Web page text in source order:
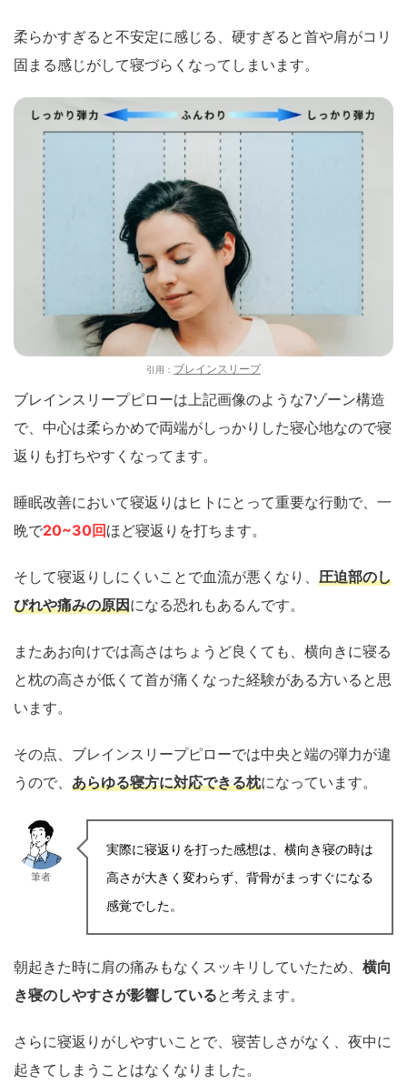
柔らかすぎると不安定に感じる、硬すぎると首や肩がコリ
固まる感じがして寝づらくなってしまいます。
引用： ブレインスリープ
ブレインスリープピローは上記画像のような7ゾーン構造
で、中心は柔らかめで両端がしっかりした寝心地なので寝
返りも打ちやすくなってます。
睡眠改善において寝返りはヒトにとって重要な行動で、 一
晩で20~30回ほど寝返りを打ちます。
そして寝返りしにくいことで血流が悪くなり、 圧迫部のし
びれや痛みの原因になる恐れもあるんです。
またあお向けでは高さはちょうど良くても、横向きに寝る
と枕の高さが低くて首が痛くなった経験がある方いると思
います。
その点、ブレインスリープピローでは中央と端の弾力が違
うので、 あらゆる寝方に対応できる枕になっています。
筆者
実際に寝返りを打った感想は、横向き寝の時は
高さが大きく変わらず、背骨がまっすぐになる
感覚でした。
朝起きた時に肩の痛みもなくスッキリしていたため、 横向
き寝のしやすさが影響していると考えます。
さらに寝返りがしやすいことで、寝苦しさがなく、夜中に
起きてしまうことはなくなりました。